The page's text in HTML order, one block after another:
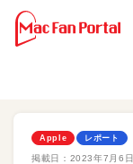
Apple レポート
掲載日： 2023年7月6日